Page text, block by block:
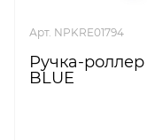
Арт. NPKRE01794
Ручка-
BLUE